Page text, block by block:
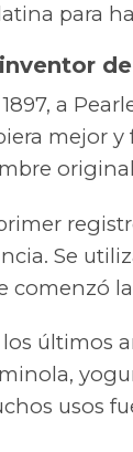
para
a
mejor y
Se
comenzó
los últimos
usos